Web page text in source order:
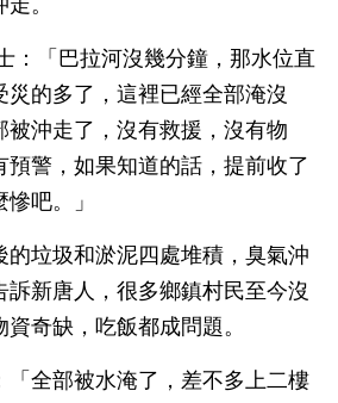
：「巴拉河沒幾分鐘，那水位直
災的多了，這裡已經全部淹沒
被沖走了，沒有救援，沒有物
預警，如果知道的話，提前收了
吧。」
的垃圾和淤泥四處堆積，臭氣沖
訴新唐人，很多鄉鎮村民至今沒
奇缺，吃飯都成問題。
「全部被水淹了，差不多上二樓